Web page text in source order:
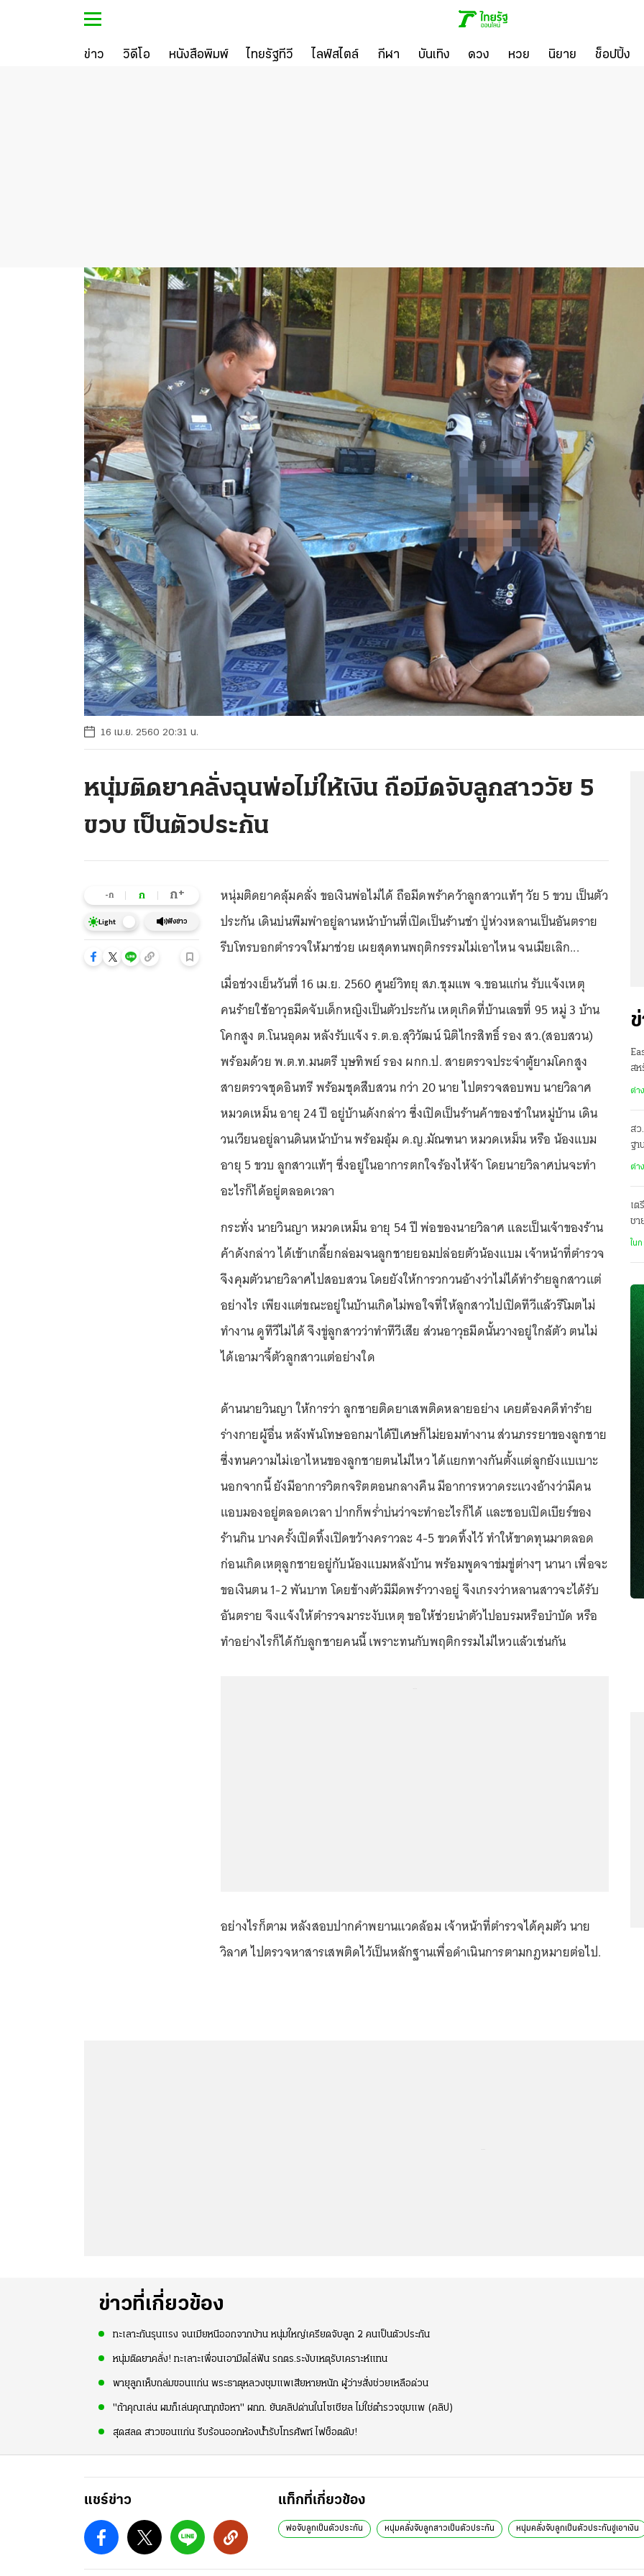
ข่าว วิดีโอ หนังสือพิมพ์ ไทยรัฐทีวี ไลฟ์สไตล์ กีฬา บันเทิง ดวง หวย นิยาย ช็อปปิ้ง
16 เม.ย. 2560 20:31 น.
หนุ่มติดยาคลั่งฉุนพ่อไม่ให้เงิน ถือมีดจับลูกสาววัย 5
ขวบ เป็นตัวประกัน
-ก ก ก+
Light ฟังข่าว
หนุ่มติดยาคลุ้มคลั่ง ขอเงินพ่อไม่ได้ ถือมีดพร้าคว้าลูกสาวแท้ๆ วัย 5 ขวบ เป็นตัว
ประกัน เดินบ่นพึมพำอยู่ลานหน้าบ้านที่เปิดเป็นร้านชำ ปู่ห่วงหลานเป็นอันตราย
รีบโทรบอกตำรวจให้มาช่วย เผยสุดทนพฤติกรรรมไม่เอาไหน จนเมียเลิก...
เมื่อช่วงเย็นวันที่ 16 เม.ย. 2560 ศูนย์วิทยุ สภ.ชุมแพ จ.ขอนแก่น รับแจ้งเหตุ
คนร้ายใช้อาวุธมีดจับเด็กหญิงเป็นตัวประกัน เหตุเกิดที่บ้านเลขที่ 95 หมู่ 3 บ้าน
โคกสูง ต.โนนอุดม หลังรับแจ้ง ร.ต.อ.สุวิวัฒน์ นิติไกรสิทธิ์ รอง สว.(สอบสวน)
พร้อมด้วย พ.ต.ท.มนตรี บุษทิพย์ รอง ผกก.ป. สายตรวจประจำตู้ยามโคกสูง
สายตรวจชุดอินทรี พร้อมชุดสืบสวน กว่า 20 นาย ไปตรวจสอบพบ นายวิลาศ
หมวดเหม็น อายุ 24 ปี อยู่บ้านดังกล่าว ซึ่งเปิดเป็นร้านค้าของชำในหมู่บ้าน เดิน
วนเวียนอยู่ลานดินหน้าบ้าน พร้อมอุ้ม ด.ญ.มัณฑนา หมวดเหม็น หรือ น้องแบม
อายุ 5 ขวบ ลูกสาวแท้ๆ ซึ่งอยู่ในอาการตกใจร้องไห้จ้า โดยนายวิลาศบ่นจะทำ
อะไรก็ได้อยู่ตลอดเวลา
กระทั่ง นายวินญา หมวดเหม็น อายุ 54 ปี พ่อของนายวิลาศ และเป็นเจ้าของร้าน
ค้าดังกล่าว ได้เข้าเกลี้ยกล่อมจนลูกชายยอมปล่อยตัวน้องแบม เจ้าหน้าที่ตำรวจ
จึงคุมตัวนายวิลาศไปสอบสวน โดยยังให้การวกวนอ้างว่าไม่ได้ทำร้ายลูกสาวแต่
อย่างไร เพียงแต่ขณะอยู่ในบ้านเกิดไม่พอใจที่ให้ลูกสาวไปเปิดทีวีแล้วรีโมตไม่
ทำงาน ดูทีวีไม่ได้ จึงขู่ลูกสาวว่าทำทีวีเสีย ส่วนอาวุธมีดนั้นวางอยู่ใกล้ตัว ตนไม่
ได้เอามาจี้ตัวลูกสาวแต่อย่างใด
ด้านนายวินญา ให้การว่า ลูกชายติดยาเสพติดหลายอย่าง เคยต้องคดีทำร้าย
ร่างกายผู้อื่น หลังพ้นโทษออกมาได้ปีเศษก็ไม่ยอมทำงาน ส่วนภรรยาของลูกชาย
ซึ่งทนความไม่เอาไหนของลูกชายตนไม่ไหว ได้แยกทางกันตั้งแต่ลูกยังแบเบาะ
นอกจากนี้ ยังมีอาการวิตกจริตตอนกลางคืน มีอาการหวาดระแวงอ้างว่ามีคน
แอบมองอยู่ตลอดเวลา ปากก็พร่ำบ่นว่าจะทำอะไรก็ได้ และชอบเปิดเบียร์ของ
ร้านกิน บางครั้งเปิดทิ้งเปิดขว้างคราวละ 4-5 ขวดทิ้งไว้ ทำให้ขาดทุนมาตลอด
ก่อนเกิดเหตุลูกชายอยู่กับน้องแบมหลังบ้าน พร้อมพูดจาข่มขู่ต่างๆ นานา เพื่อจะ
ขอเงินตน 1-2 พันบาท โดยข้างตัวมีมีดพร้าวางอยู่ จึงเกรงว่าหลานสาวจะได้รับ
อันตราย จึงแจ้งให้ตำรวจมาระงับเหตุ ขอให้ช่วยนำตัวไปอบรมหรือบำบัด หรือ
ทำอย่างไรก็ได้กับลูกชายคนนี้ เพราะทนกับพฤติกรรมไม่ไหวแล้วเช่นกัน
อย่างไรก็ตาม หลังสอบปากคำพยานแวดล้อม เจ้าหน้าที่ตำรวจได้คุมตัว นาย
วิลาศ ไปตรวจหาสารเสพติดไว้เป็นหลักฐานเพื่อดำเนินการตามกฎหมายต่อไป.
ส
ต่า
สว
ฐา
ต่า
เต
ชา
ฌ
ใน
ข่าวที่เกี่ยวข้อง
ทะเลาะกันรุนแรง จนเมียหนีออกจากบ้าน หนุ่มใหญ่เครียดจับลูก 2 คนเป็นตัวประกัน
หนุ่มติดยาคลั่ง! ทะเลาะเพื่อนเอามีดไล่ฟัน รถตร.ระงับเหตุรับเคราะห์แทน
พายุลูกเห็บถล่มขอนแก่น พระธาตุหลวงชุมแพเสียหายหนัก ผู้ว่าฯสั่งช่วยเหลือด่วน
"ถ้าคุณเล่น ผมก็เล่นคุณทุกข้อหา" ผกก. ยันคลิปด่านในโซเชียล ไม่ใช่ตำรวจชุมแพ (คลิป)
สุดสลด สาวขอนแก่น รีบร้อนออกห้องน้ำรับโทรศัพท์ ไฟช็อตดับ!
แชร์ข่าว แท็กที่เกี่ยวข้อง
พ่อจับลูกเป็นตัวประกัน หนุ่มคลั่งจับลูกสาวเป็นตัวประกัน หนุ่มคลั่งจับลูกเป็นตัวประกันขู่เอาเงิน